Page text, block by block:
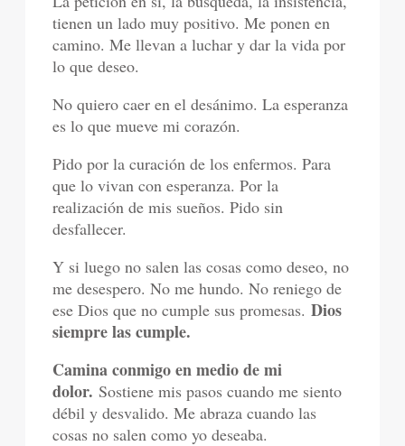
tienen un lado muy positivo. Me ponen en
camino. Me llevan a luchar y dar la vida por
lo que deseo.
No quiero caer en el desánimo. La esperanza
es lo que mueve mi corazón.
Pido por la curación de los enfermos. Para
que lo vivan con esperanza. Por la
realización de mis sueños. Pido sin
desfallecer.
Y si luego no salen las cosas como deseo, no
me desespero. No me hundo. No reniego de
ese Dios que no cumple sus promesas.Dios
siempre las cumple.
Camina conmigo en medio de mi
dolor. Sostiene mis pasos cuando me siento
débil y desvalido. Me abraza cuando las
cosas no salen como yo deseaba.